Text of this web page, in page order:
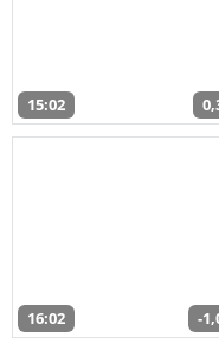
15:02
16:02 -